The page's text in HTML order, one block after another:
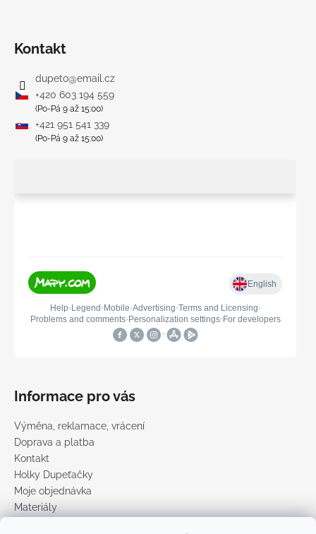
Kontakt
dupeto@email.cz
+420 603 194 559
(Po-Pá 9 až 15:00)
+421 951 541 339
(Po-Pá 9 až 15:00)
Informace pro vás
Výměna, reklamace, vrácení
Doprava a platba
Kontakt
Holky Dupeťačky
Moje objednávka
Materiály